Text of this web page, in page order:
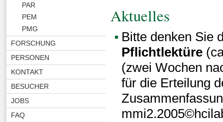
PAR
PEM
PMG
FORSCHUNG
PERSONEN
KONTAKT
BESUCHER
JOBS
FAQ
Aktuelles
Bitte denken Sie
Pflichtlektüre
(zwei Wochen
für die Erteilung